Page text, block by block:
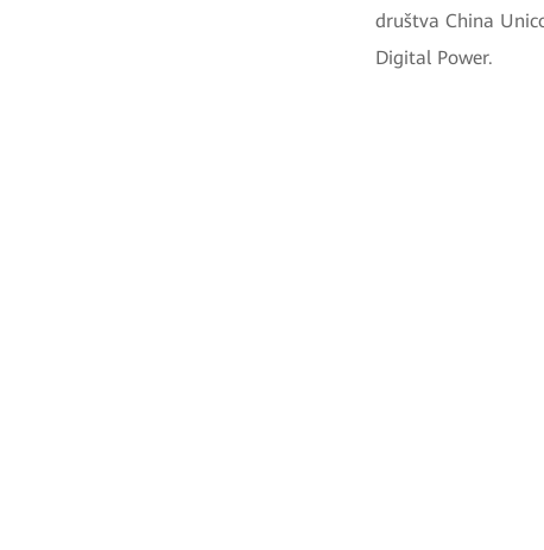
društva China
Digital Power.